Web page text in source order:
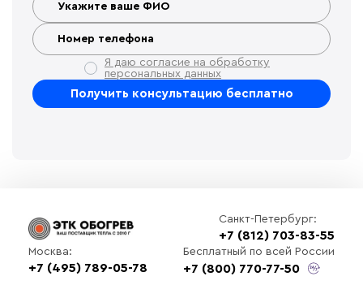
Я даю согласие на обработку
персональных данных
Санкт-Петербург:
+7 (812) 703-83-55
Москва:
+7 (495) 789-05-78
Бесплатный по всей России
+7 (800) 770-77-50